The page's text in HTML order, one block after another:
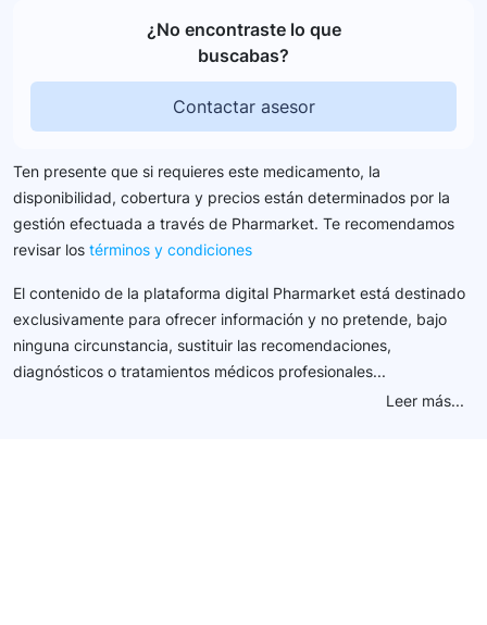
¿No encontraste lo que
buscabas?
Contactar asesor
Ten presente que si requieres este medicamento, la
disponibilidad, cobertura y precios están determinados por la
gestión efectuada a través de Pharmarket. Te recomendamos
revisar los términos y condiciones
El contenido de la plataforma digital Pharmarket está destinado
exclusivamente para ofrecer información y no pretende, bajo
ninguna circunstancia, sustituir las recomendaciones,
diagnósticos o tratamientos médicos profesionales...
Leer más...